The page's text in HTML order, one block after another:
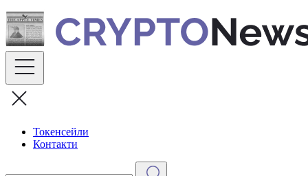
Skip
to
content
Токенсейли
Контакти